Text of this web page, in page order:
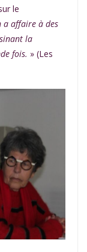
le
a affaire à des
la
fois. » (Les